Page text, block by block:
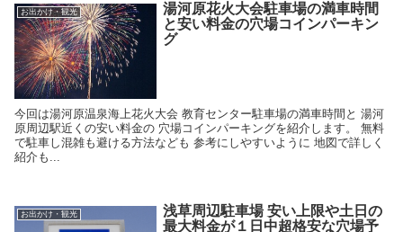
お出かけ・観光
湯河原花火大会駐車場の満車時間
と安い料金の穴場コインパーキン
グ
今回は湯河原温泉海上花火大会 教育センター駐車場の満車時間と 湯河
原周辺駅近くの安い料金の 穴場コインパーキングを紹介します。 無料
で駐車し混雑も避ける方法なども 参考にしやすいように 地図で詳しく
紹介も...
お出かけ・観光
浅草周辺駐車場 安い上限や土日の
最大料金が１日中超格安な穴場予